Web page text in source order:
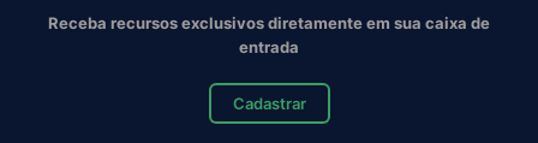
Receba recursos exclusivos diretamente em sua caixa de
entrada
Cadastrar